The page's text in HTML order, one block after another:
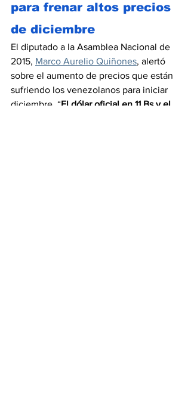
para frenar altos precios
de diciembre
El diputado a la Asamblea Nacional de
2015, Marco Aurelio Quiñones, alertó
sobre el aumento de precios que están
sufriendo los venezolanos para iniciar
diciembre. “El dólar oficial en 11 Bs y el